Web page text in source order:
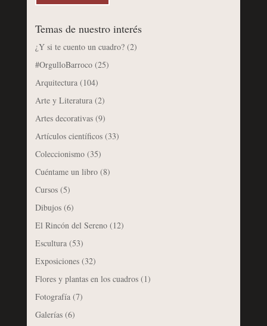
Temas de nuestro interés
¿Y si te cuento un cuadro?(2)
#OrgulloBarroco(25)
Arquitectura(104)
Arte y Literatura(2)
Artes decorativas(9)
Artículos científicos(33)
Coleccionismo(35)
Cuéntame un libro(8)
Cursos(5)
Dibujos(6)
El Rincón del Sereno(12)
Escultura(53)
Exposiciones(32)
Flores y plantas en los cuadros(1)
Fotografía(7)
Galerías(6)